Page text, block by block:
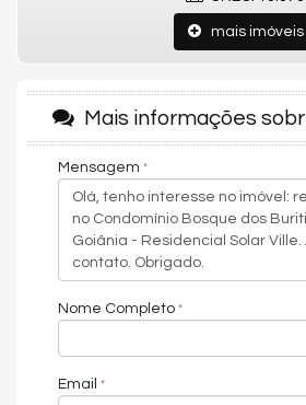
Localização estratégica
Residencial Solar Ville, com fácil acesso
essenciais. Região em crescimento,
valorização.
Casa térrea em condomínio fechado,
segurança, quintal amplo e excelente
morar ou investir.
Sou Rodrigo Taquary, especialista no
Valores e disponibilidade podem ser
Características do Imóvel
mais imóveis
Mais informações
Mensagem
Nome Completo
Email